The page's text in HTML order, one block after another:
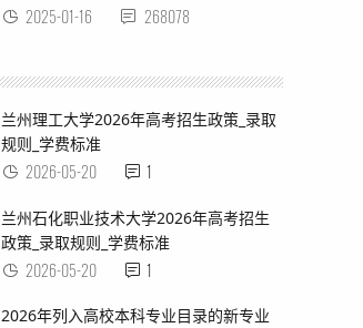
2025-01-16 268078
兰州理工大学2026年高考招生政策_录取
规则_学费标准
2026-05-20 1
兰州石化职业技术大学2026年高考招生
政策_录取规则_学费标准
2026-05-20 1
2026年列入高校本科专业目录的新专业